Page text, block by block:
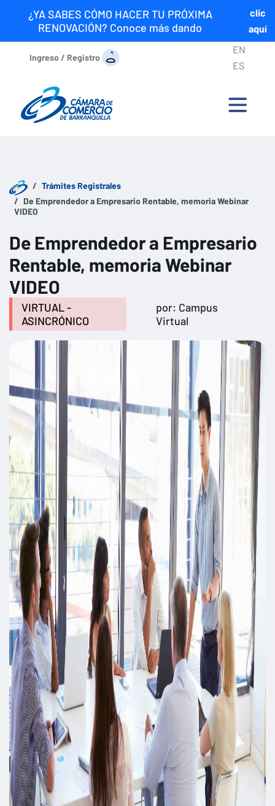
¿YA SABES CÓMO HACER TU PRÓXIMA
RENOVACIÓN? Conoce más dando
clic
aquí
Ingreso / Registro
EN
ES
Trámites Registrales
De Emprendedor a Empresario Rentable, memoria Webinar
VIDEO
De Emprendedor a Empresario
Rentable, memoria Webinar
VIDEO
VIRTUAL -
ASINCRÓNICO
por: Campus
Virtual